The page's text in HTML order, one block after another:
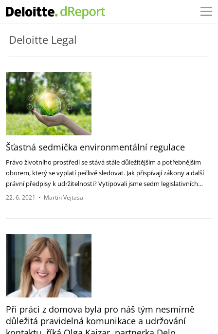
Deloitte Legal
Šťastná sedmička environmentální regulace
Právo životního prostředí se stává stále důležitějším a potřebnějším
oborem, který se vyplatí pečlivě sledovat. Jak přispívají zákony a další
právní předpisy k udržitelnosti? Vytipovali jsme sedm legislativních…
22. 6. 2021 • Martin Vejtasa
Při práci z domova byla pro náš tým nesmírně
důležitá pravidelná komunikace a udržování